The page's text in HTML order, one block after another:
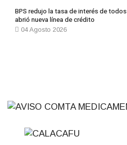
BPS redujo la tasa de interés de
abrió nueva línea de crédito
04 Agosto 2026